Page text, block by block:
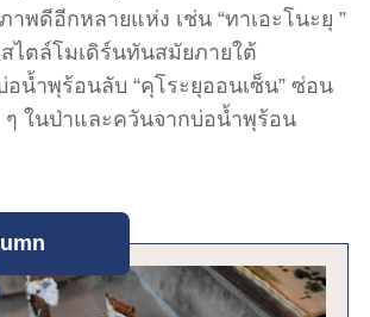
พดีอีกหลายแห่ง เช่น “ทาเอะโนะยุ ”
ไตล์โมเดิร์นทันสมัยภายใต้
อน้ำพุร้อนลับ “คุโระยุออนเซ็น” ซ่อน
ๆ ในป่าและควันจากบ่อน้ำพุร้อน